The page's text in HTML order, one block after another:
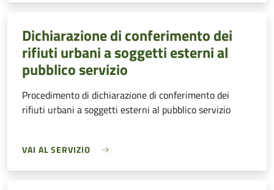
Dichiarazione di conferimento dei
rifiuti urbani a soggetti esterni al
pubblico servizio
Procedimento di dichiarazione di conferimento dei
rifiuti urbani a soggetti esterni al pubblico servizio
VAI AL SERVIZIO